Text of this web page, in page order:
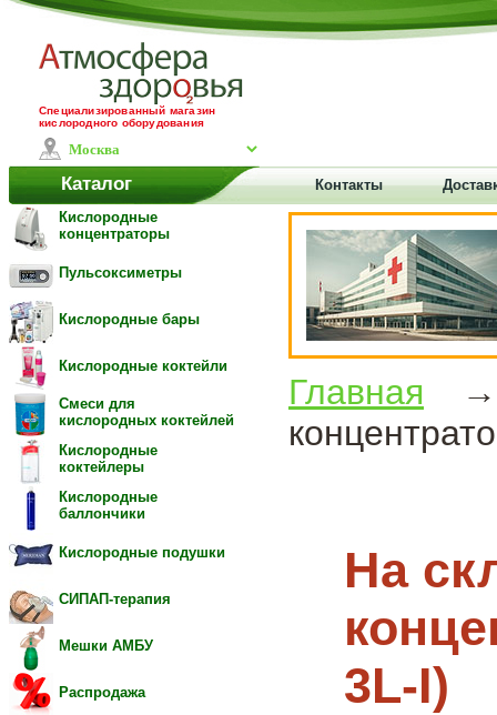
Специализированный магазин
кислородного оборудования
Каталог Контакты
Кислородные
концентраторы
Пульсоксиметры
Кислородные бары
Кислородные коктейли
Смеси для
кислородных коктейлей
Кислородные
коктейлеры
Кислородные
баллончики
Кислородные подушки
СИПАП-терапия
Мешки АМБУ
Распродажа
Главная
На
3L-I)